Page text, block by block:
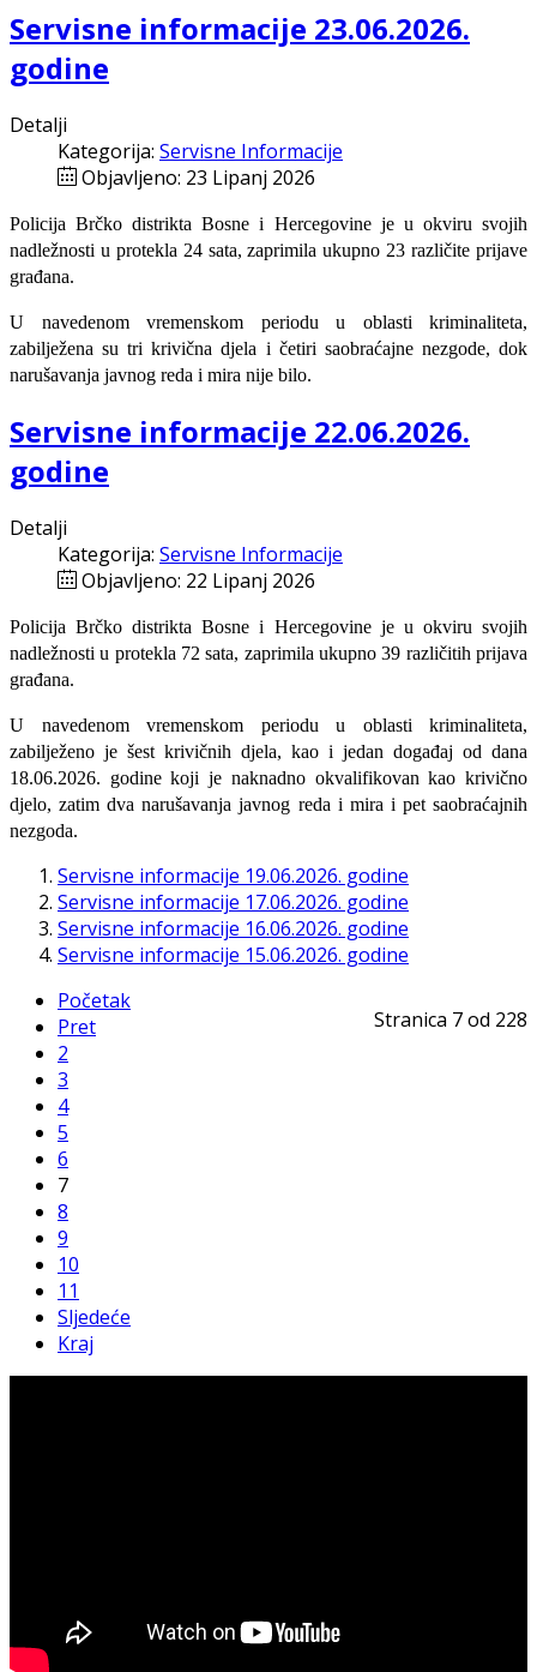
Servisne informacije 23.06.2026.
godine
Detalji
Kategorija: Servisne Informacije
Objavljeno: 23 Lipanj 2026
Policija Brčko distrikta Bosne i Hercegovine je u okviru svojih
nadležnosti u protekla 24 sata, zaprimila ukupno 23 različite prijave
građana.
U navedenom vremenskom periodu u oblasti kriminaliteta,
zabilježena su tri krivična djela i četiri saobraćajne nezgode, dok
narušavanja javnog reda i mira nije bilo.
Servisne informacije 22.06.2026.
godine
Detalji
Kategorija: Servisne Informacije
Objavljeno: 22 Lipanj 2026
Policija Brčko distrikta Bosne i Hercegovine je u okviru svojih
nadležnosti u protekla 72 sata, zaprimila ukupno 39 različitih prijava
građana.
U navedenom vremenskom periodu u oblasti kriminaliteta,
zabilježeno je šest krivičnih djela, kao i jedan događaj od dana
18.06.2026. godine koji je naknadno okvalifikovan kao krivično
djelo, zatim dva narušavanja javnog reda i mira i pet saobraćajnih
nezgoda.
Servisne informacije 19.06.2026. godine
Servisne informacije 17.06.2026. godine
Servisne informacije 16.06.2026. godine
Servisne informacije 15.06.2026. godine
Stranica 7 od 228
Početak
Pret
2
3
4
5
6
7
8
9
10
11
Sljedeće
Kraj